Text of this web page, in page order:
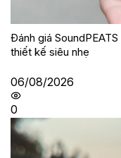
Đánh giá
thiết kế siêu nhẹ
06/08/2026
0